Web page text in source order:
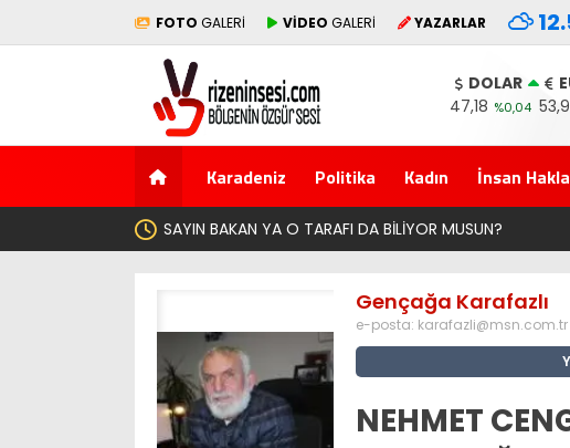
FOTO GALERİ VİDEO GALERİ YAZARLAR
DOLAR
47,18 %0,04
Karadeniz Politika Kadın İnsan
Gençağa Karafazlı
e-posta: karafazli@msn.com.tr
NEHMET